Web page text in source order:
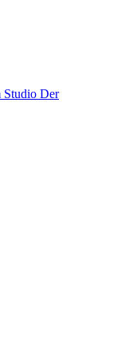
Studio Der